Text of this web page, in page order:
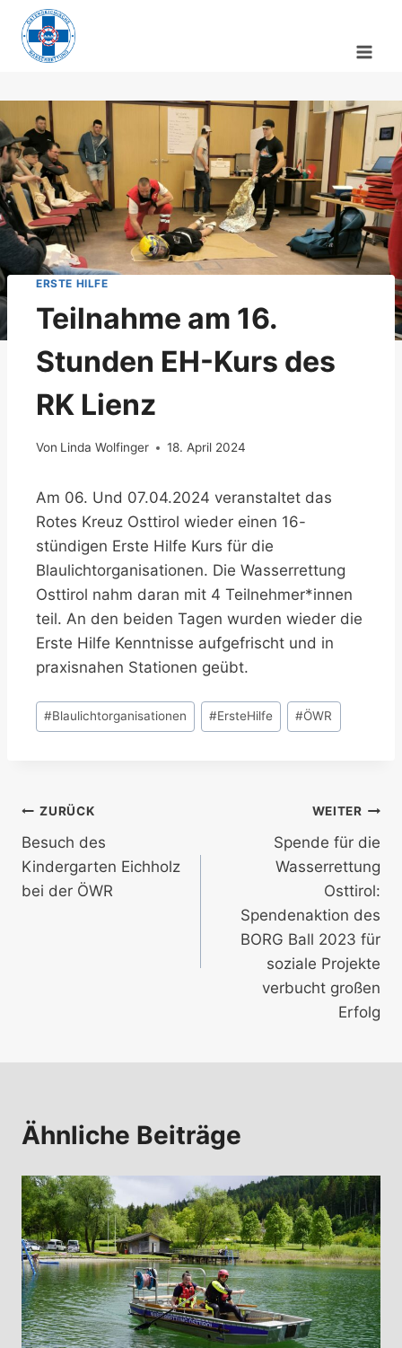
Zum
Inhalt
springen
ERSTE HILFE
Teilnahme am 16.
Stunden EH-Kurs des
RK Lienz
Von Linda Wolfinger 18. April 2024
Am 06. Und 07.04.2024 veranstaltet das
Rotes Kreuz Osttirol wieder einen 16-
stündigen Erste Hilfe Kurs für die
Blaulichtorganisationen. Die Wasserrettung
Osttirol nahm daran mit 4 Teilnehmer*innen
teil. An den beiden Tagen wurden wieder die
Erste Hilfe Kenntnisse aufgefrischt und in
praxisnahen Stationen geübt.
Schlagworte:
#Blaulichtorganisationen #ErsteHilfe #ÖWR
Beitragsnavigation
ZURÜCK
Besuch des
Kindergarten Eichholz
bei der ÖWR
WEITER
Spende für die
Wasserrettung
Osttirol:
Spendenaktion des
BORG Ball 2023 für
soziale Projekte
verbucht großen
Erfolg
Ähnliche Beiträge